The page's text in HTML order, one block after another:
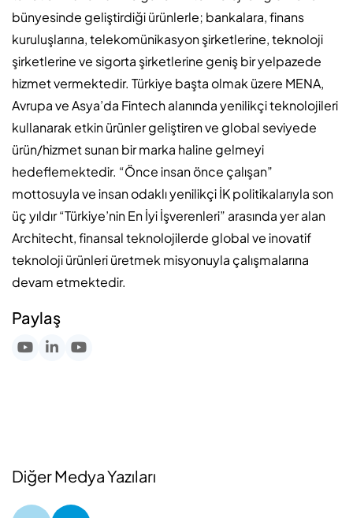
bünyesinde geliştirdiği ürünlerle; bankalara, finans
kuruluşlarına, telekomünikasyon şirketlerine, teknoloji
şirketlerine ve sigorta şirketlerine geniş bir yelpazede
hizmet vermektedir. Türkiye başta olmak üzere MENA,
Avrupa ve Asya’da Fintech alanında yenilikçi teknolojileri
kullanarak etkin ürünler geliştiren ve global seviyede
ürün/hizmet sunan bir marka haline gelmeyi
hedeflemektedir. “Önce insan önce çalışan”
mottosuyla ve insan odaklı yenilikçi İK politikalarıyla son
üç yıldır “Türkiye’nin En İyi İşverenleri” arasında yer alan
Architecht, finansal teknolojilerde global ve inovatif
teknoloji ürünleri üretmek misyonuyla çalışmalarına
devam etmektedir.
Paylaş
Diğer Medya Yazıları